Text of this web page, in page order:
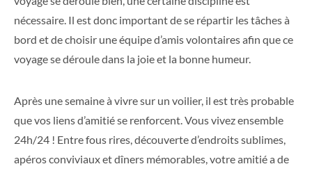
nécessaire. Il est donc important de se répartir les tâches à
bord et de choisir une équipe d’amis volontaires afin que ce
voyage se déroule dans la joie et la bonne humeur.
Après une semaine à vivre sur un voilier, il est très probable
que vos liens d’amitié se renforcent. Vous vivez ensemble
24h/24 ! Entre fous rires, découverte d’endroits sublimes,
apéros conviviaux et dîners mémorables, votre amitié a de